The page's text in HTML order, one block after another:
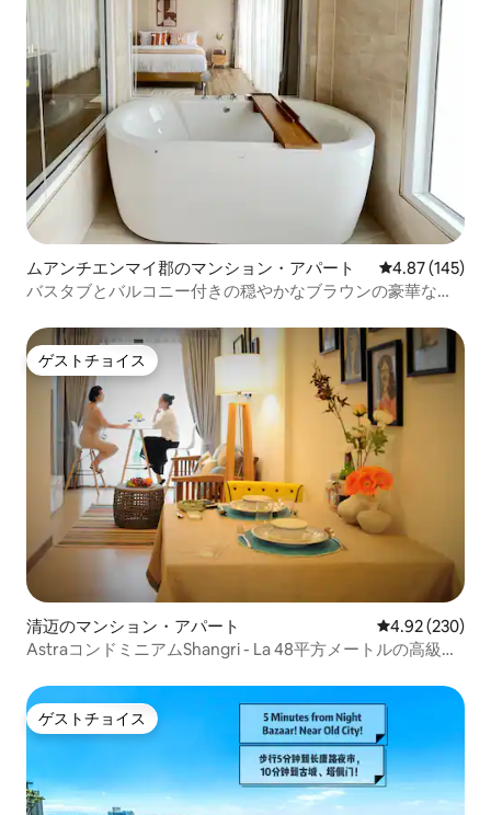
ムアンチエンマイ郡のマンション・アパート レビュー145
4.87 (145)
バスタブとバルコニー付きの穏やかなブラウンの豪華なワ
ゲストチョイス
ゲストチョイス
清迈のマンション・アパート レビュー230
4.92 (230)
AstraコンドミニアムShangri - La 48平方メートルの高級ア
ラテックス寝具
ゲストチョイス
ゲストチョイス